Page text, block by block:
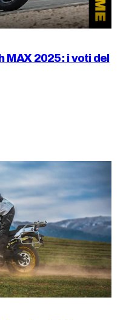
MAX 2025: i voti del